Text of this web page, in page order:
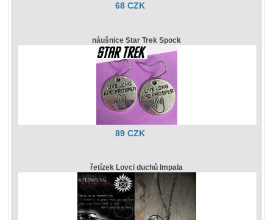
68 CZK
náušnice Star Trek Spock
89 CZK
řetízek Lovci duchů Impala